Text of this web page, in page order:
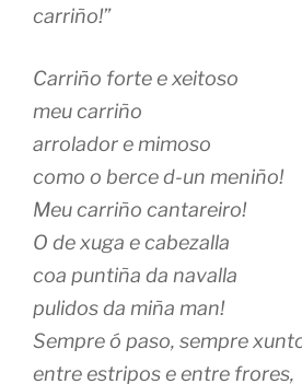
carriño!”
Carriño forte e xeitoso
meu carriño
arrolador e mimoso
como o berce d-un meniño!
Meu carriño cantareiro!
O de xuga e cabezalla
coa puntiña da navalla
pulidos da miña man!
Sempre ó paso, sempre
entre estripos e entre frores,